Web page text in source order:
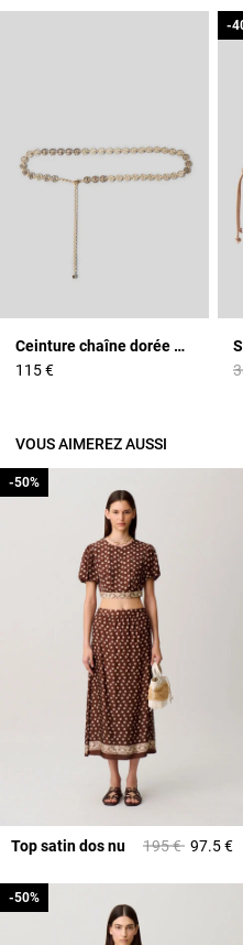
Ceinture chaîne dorée médaillons CP
115 €
--
VOUS AIMEREZ AUSSI
Top satin dos nu Prix réduit à
195 €à
-50%
97.5 €
-50%
-50%
-50%